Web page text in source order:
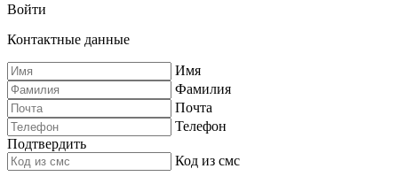
Войти
Контактные данные
Имя
Фамилия
Почта
Телефон
Подтвердить
Код из смс